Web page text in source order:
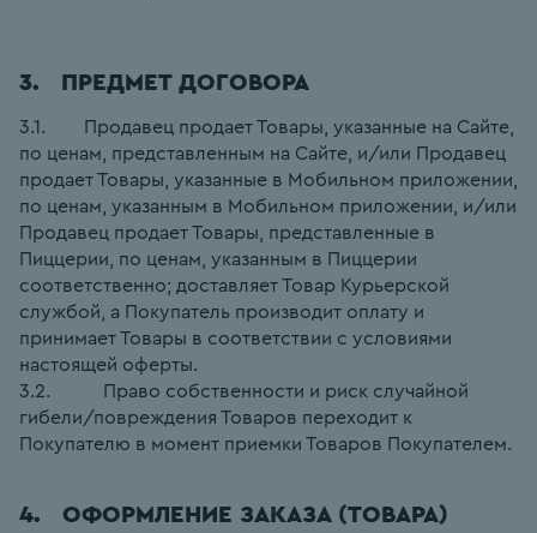
3.   ПРЕДМЕТ ДОГОВОРА
3.1.        Продавец продает Товары, указанные на Сайте,
по ценам, представленным на Сайте, и/или Продавец
продает Товары, указанные в Мобильном приложении,
по ценам, указанным в Мобильном приложении, и/или
Продавец продает Товары, представленные в
Пиццерии, по ценам, указанным в Пиццерии
соответственно; доставляет Товар Курьерской
службой, а Покупатель производит оплату и
принимает Товары в соответствии с условиями
настоящей оферты.
3.2.           Право собственности и риск случайной
гибели/повреждения Товаров переходит к
Покупателю в момент приемки Товаров Покупателем.
4.   ОФОРМЛЕНИЕ ЗАКАЗА (ТОВАРА)